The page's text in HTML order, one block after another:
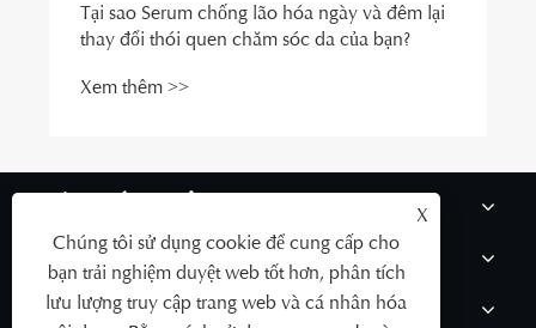
Tại sao Serum chống lão hóa ngày và đêm lại
thay đổi thói quen chăm sóc da của bạn?
Xem thêm >>
CÁC SẢN PHẨM
TIN TỨC
X
Chúng tôi sử dụng cookie để cung cấp cho
bạn trải nghiệm duyệt web tốt hơn, phân tích
lưu lượng truy cập trang web và cá nhân hóa